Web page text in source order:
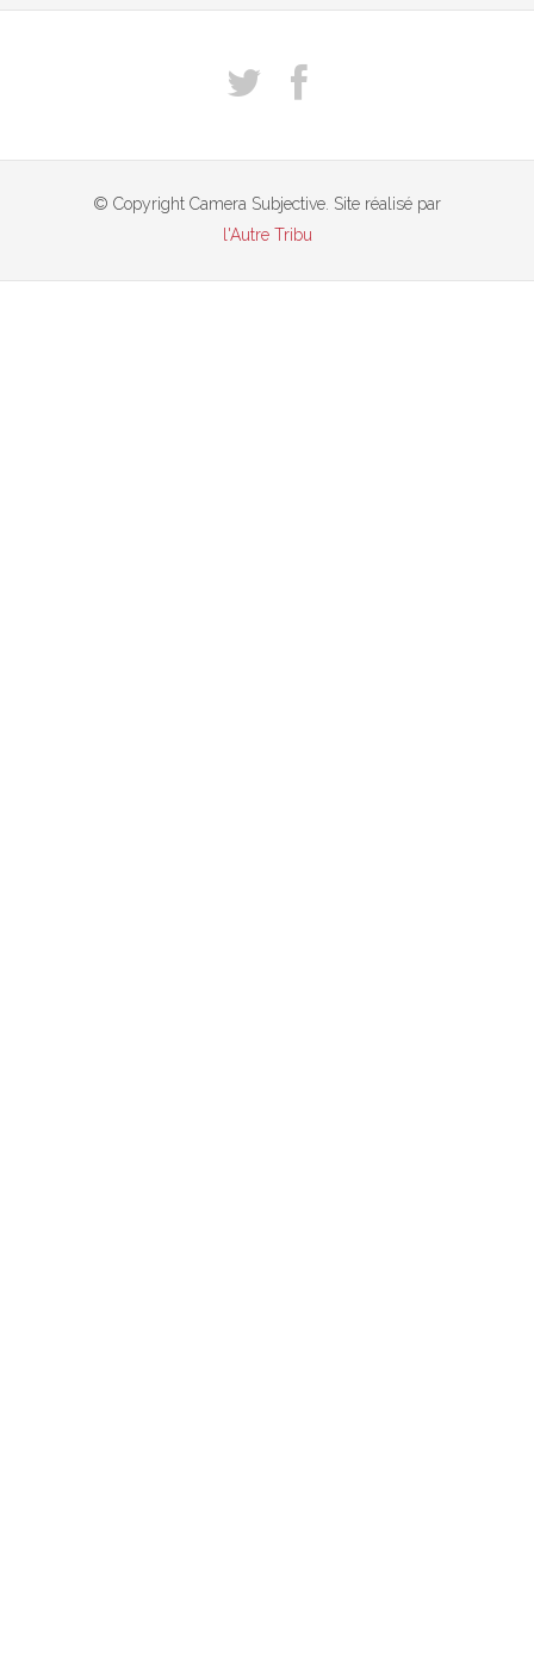
© Copyright Camera Subjective. Site réalisé par
l'Autre Tribu